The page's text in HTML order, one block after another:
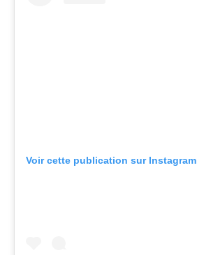
Voir cette publication sur Instagram